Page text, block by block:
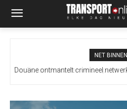
NET BINNEN
Douane ontmantelt crimineel